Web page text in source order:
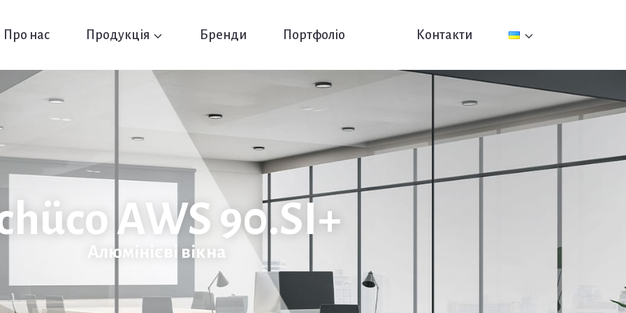
Про нас Продукція Бренди Портфоліо Контакти
AWS 90.SI+
Алюмінієві вікна